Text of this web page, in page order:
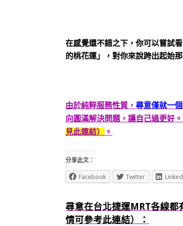
在感覺還不錯之下，你可以嘗試
的桃花運」，對你來說跨出起始
由於純粹服務性質，尋意僅就一
向圓滿解決問題，讓自己過更好。
見此連結）
。
分享此文：
Facebook
Twitter
尋意在台北捷運MRT各線
情可參考此連結）：